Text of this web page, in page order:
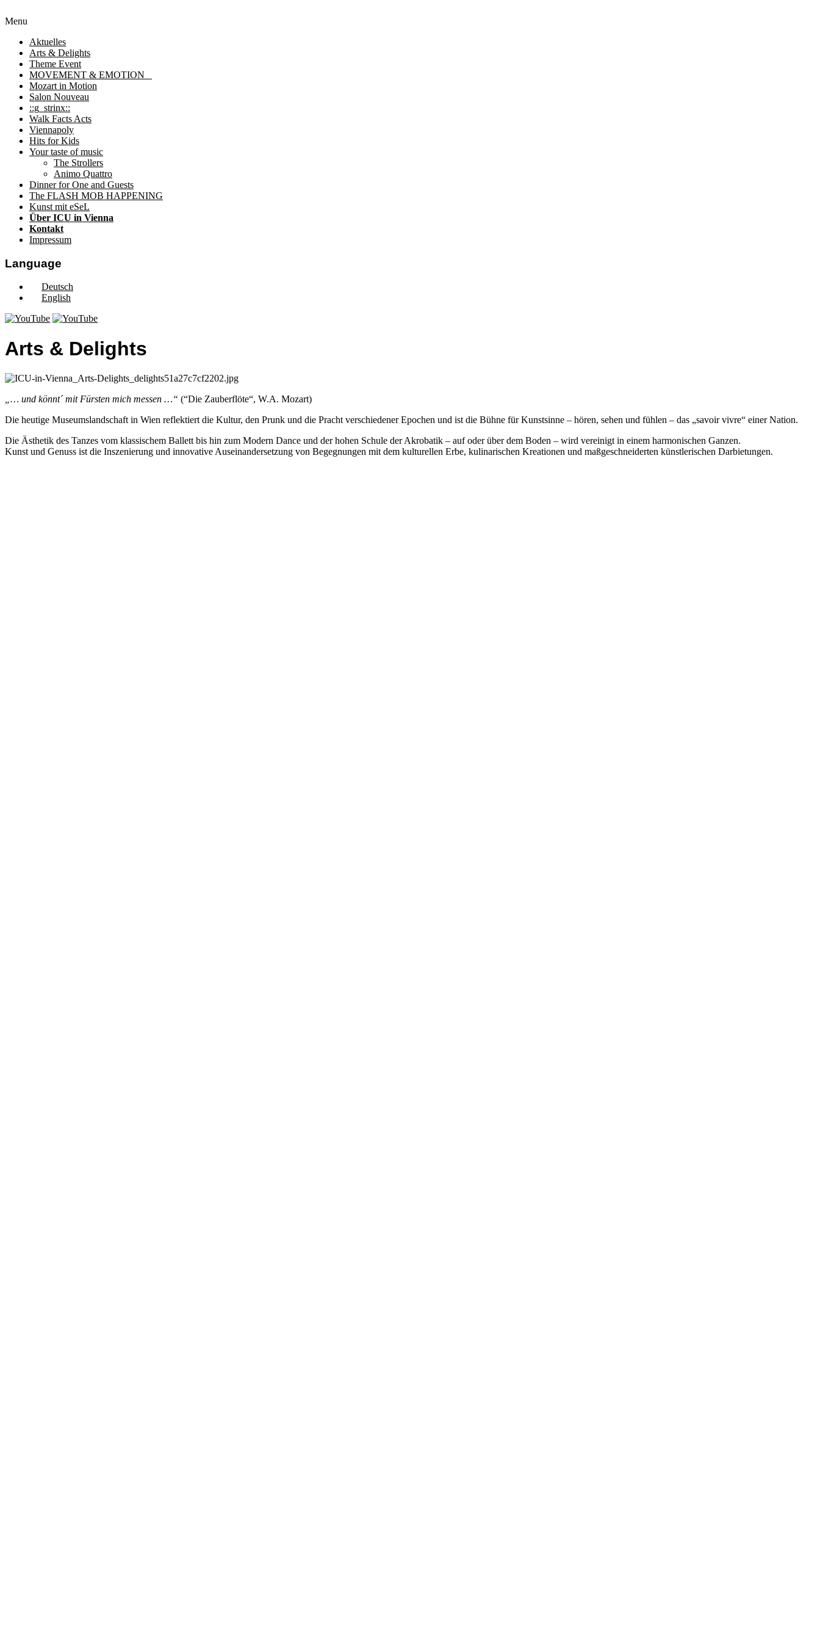
Menu
Aktuelles
Arts & Delights
Theme Event
MOVEMENT & EMOTION
Mozart in Motion
Salon Nouveau
::g_strinx::
Walk Facts Acts
Viennapoly
Hits for Kids
Your taste of music
The Strollers
Animo Quattro
Dinner for One and Guests
The FLASH MOB HAPPENING
Kunst mit eSeL
Über ICU in Vienna
Kontakt
Impressum
Language
Deutsch
English
Arts & Delights
„… und könnt´ mit Fürsten mich messen …“ (“Die Zauberflöte“, W.A. Mozart)
Die heutige Museumslandschaft in Wien reflektiert die Kultur, den Prunk und die Pracht verschiedener Epochen und ist die Bühne für Kunstsinne – hören, sehen und fühlen – das „savoir vivre“ einer Nation.
Die Ästhetik des Tanzes vom klassischem Ballett bis hin zum Modern Dance und der hohen Schule der Akrobatik – auf oder über dem Boden – wird vereinigt in einem harmonischen Ganzen.
Kunst und Genuss ist die Inszenierung und innovative Auseinandersetzung von Begegnungen mit dem kulturellen Erbe, kulinarischen Kreationen und maßgeschneiderten künstlerischen Darbietungen.